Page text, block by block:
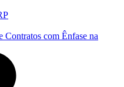
Contratos com Ênfase na